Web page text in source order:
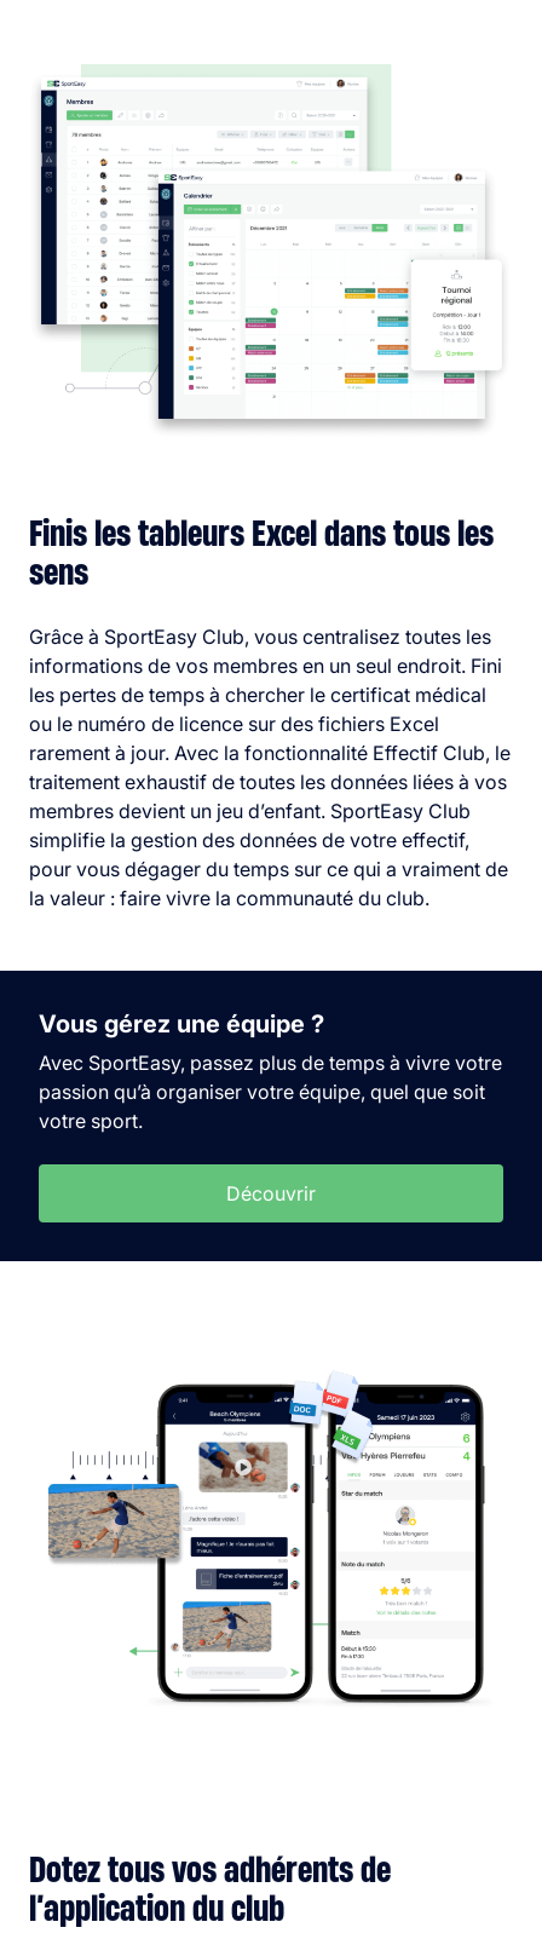
Finis les tableurs Excel dans tous les
sens
Grâce à SportEasy Club, vous centralisez toutes les
informations de vos membres en un seul endroit. Fini
les pertes de temps à chercher le certificat médical
ou le numéro de licence sur des fichiers Excel
rarement à jour. Avec la fonctionnalité Effectif Club, le
traitement exhaustif de toutes les données liées à vos
membres devient un jeu d’enfant. SportEasy Club
simplifie la gestion des données de votre effectif,
pour vous dégager du temps sur ce qui a vraiment de
la valeur : faire vivre la communauté du club.
Vous gérez une équipe ?
Avec SportEasy, passez plus de temps à vivre votre
passion qu’à organiser votre équipe, quel que soit
votre sport.
Découvrir
Dotez tous vos adhérents de
l’application du club